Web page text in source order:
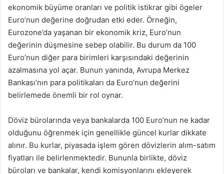
ekonomik büyüme oranları ve politik istikrar gibi ögeler
Euro’nun değerine doğrudan etki eder. Örneğin,
Eurozone’da yaşanan bir ekonomik kriz, Euro’nun
değerinin düşmesine sebep olabilir. Bu durum da 100
Euro’nun diğer para birimleri karşısındaki değerinin
azalmasına yol açar. Bunun yanında, Avrupa Merkez
Bankası’nın para politikaları da Euro’nun değerini
belirlemede önemli bir rol oynar.
Döviz bürolarında veya bankalarda 100 Euro’nun ne kadar
olduğunu öğrenmek için genellikle güncel kurlar dikkate
alınır. Bu kurlar, piyasada işlem gören dövizlerin alım-satım
fiyatları ile belirlenmektedir. Bununla birlikte, döviz
büroları ve bankalar, kendi komisyonlarını ekleyerek